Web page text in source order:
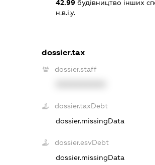
42.99будівництво інших
н.в.і.у.
dossier.tax
dossier.staff
dossier.taxDebt
dossier.missingData
dossier.esvDebt
dossier.missingData